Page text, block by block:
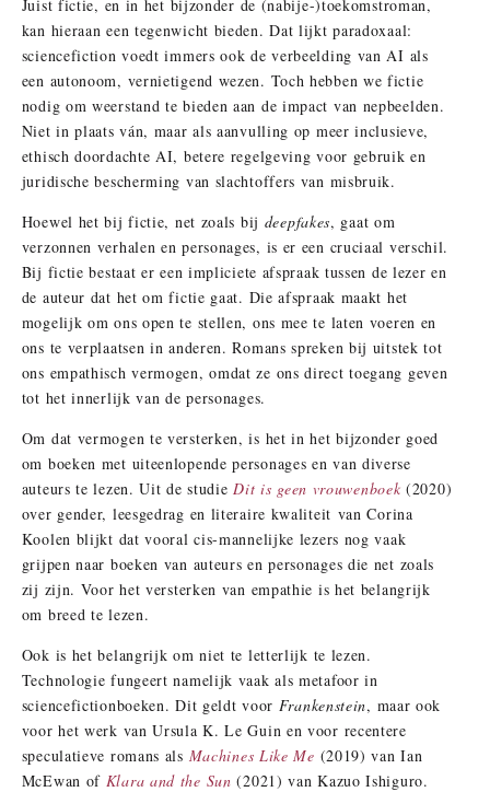
Juist fictie, en in het bijzonder de (nabije-)toekomstroman,
kan hieraan een tegenwicht bieden. Dat lijkt paradoxaal:
sciencefiction voedt immers ook de verbeelding van AI als
een autonoom, vernietigend wezen. Toch hebben we fictie
nodig om weerstand te bieden aan de impact van nepbeelden.
Niet in plaats ván, maar als aanvulling op meer inclusieve,
ethisch doordachte AI, betere regelgeving voor gebruik en
juridische bescherming van slachtoffers van misbruik.
Hoewel het bij fictie, net zoals bij deepfakes, gaat om
verzonnen verhalen en personages, is er een cruciaal verschil.
Bij fictie bestaat er een impliciete afspraak tussen de lezer en
de auteur dat het om fictie gaat. Die afspraak maakt het
mogelijk om ons open te stellen, ons mee te laten voeren en
ons te verplaatsen in anderen. Romans spreken bij uitstek tot
ons empathisch vermogen, omdat ze ons direct toegang geven
tot het innerlijk van de personages.
Om dat vermogen te versterken, is het in het bijzonder goed
om boeken met uiteenlopende personages en van diverse
auteurs te lezen. Uit de studieDit is geen vrouwenboek (2020)
over gender, leesgedrag en literaire kwaliteit van Corina
Koolen blijkt dat vooral cis-mannelijke lezers nog vaak
grijpen naar boeken van auteurs en personages die net zoals
zij zijn. Voor het versterken van empathie is het belangrijk
om breed te lezen.
Ook is het belangrijk om niet te letterlijk te lezen.
Technologie fungeert namelijk vaak als metafoor in
sciencefictionboeken. Dit geldt voor Frankenstein, maar ook
voor het werk van Ursula K. Le Guin en voor recentere
speculatieve romans als Machines Like Me (2019) van Ian
McEwan of Klara and the Sun (2021) van Kazuo Ishiguro.